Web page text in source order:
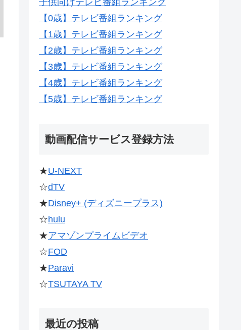
子供向けテレビ番組ランキング
【0歳】テレビ番組ランキング
【1歳】テレビ番組ランキング
【2歳】テレビ番組ランキング
【3歳】テレビ番組ランキング
【4歳】テレビ番組ランキング
【5歳】テレビ番組ランキング
動画配信サービス登録方法
★U-NEXT
☆dTV
★Disney+ (ディズニープラス)
☆hulu
★アマゾンプライムビデオ
☆FOD
★Paravi
☆TSUTAYA TV
最近の投稿